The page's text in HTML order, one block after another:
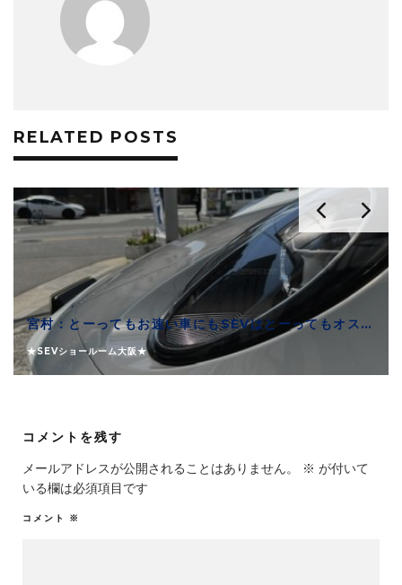
RELATED POSTS
宮村：とーってもお速い車にもSEVはとーってもオススメできます
★SEVショールーム大阪★
コメントを残す
メールアドレスが公開されることはありません。 ※ が付いて
いる欄は必須項目です
コメント ※